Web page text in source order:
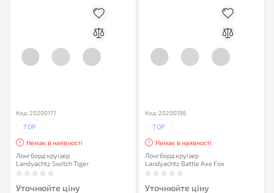
Код: 20200177
TOP
Немає в наявності
Лонгборд круізер
Landyachtz Switch Tiger
Уточнюйте ціну
Код: 20200186
TOP
Немає в наявності
Лонгборд круізер
Landyachtz Battle Axe Fox
Уточнюйте ціну